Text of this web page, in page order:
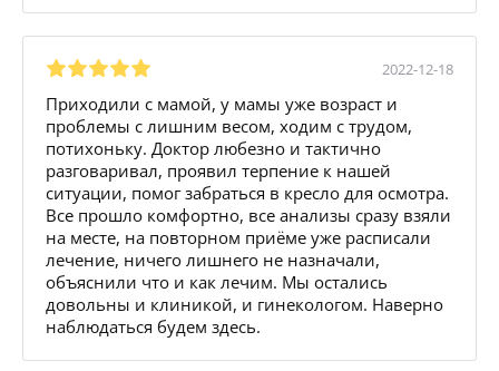
2022-12-18
Приходили с мамой, у мамы уже возраст и
проблемы с лишним весом, ходим с трудом,
потихоньку. Доктор любезно и тактично
разговаривал, проявил терпение к нашей
ситуации, помог забраться в кресло для осмотра.
Все прошло комфортно, все анализы сразу взяли
на месте, на повторном приёме уже расписали
лечение, ничего лишнего не назначали,
объяснили что и как лечим. Мы остались
довольны и клиникой, и гинекологом. Наверно
наблюдаться будем здесь.